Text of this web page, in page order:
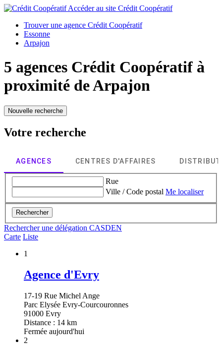
Accéder au site Crédit Coopératif
Trouver une agence Crédit Coopératif
Essonne
Arpajon
5 agences Crédit Coopératif à
proximité deArpajon
Nouvelle recherche
Votre recherche
AGENCES CENTRES D'AFFAIRES
Rue
Ville / Code postal Me localiser
Rechercher
Rechercher une délégation CASDEN
Carte Liste
1
Agence d'Evry
17-19 Rue Michel Ange
Parc Elysée Evry-Courcouronnes
91000 Evry
Distance : 14 km
Fermée aujourd'hui
2